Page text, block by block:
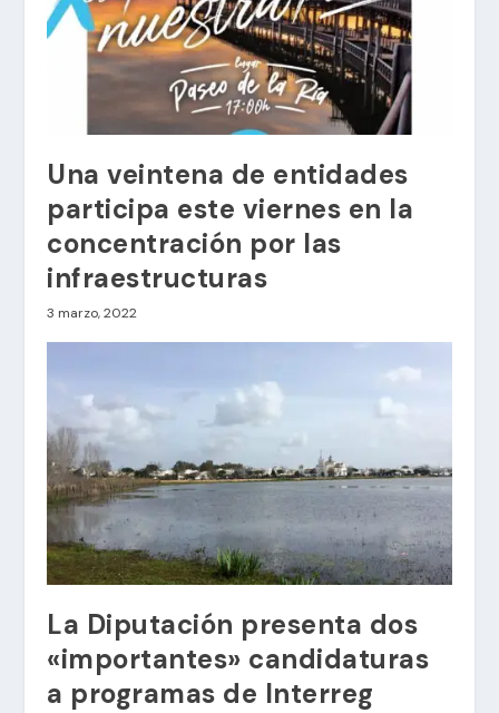
Una veintena de entidades
participa este viernes en la
concentración por las
infraestructuras
3 marzo, 2022
La Diputación presenta dos
«importantes» candidaturas
a programas de Interreg